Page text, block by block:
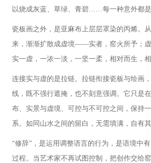
以烧成灰蓝、草绿、青碧……每一种意外都是
瓷板画之外，是亚麻布上层层罩染的丙烯。
来，渐渐扩散成虚境——实者，窑火所予；
实一虚，一浓一淡，一坚一柔，相对而生，相
连接实与虚的是拉链。拉链衔接瓷板与绘画
线，既不强行遮掩，也不刻意强调。它只是
布、实景与虚境、可控与不可控之间，保持
系。如同山水之间的留白，无需填满，自有其
“修辞”，是运用调整语言的行为，是语境中
过程。当艺术家不再试图控制，把创作交给